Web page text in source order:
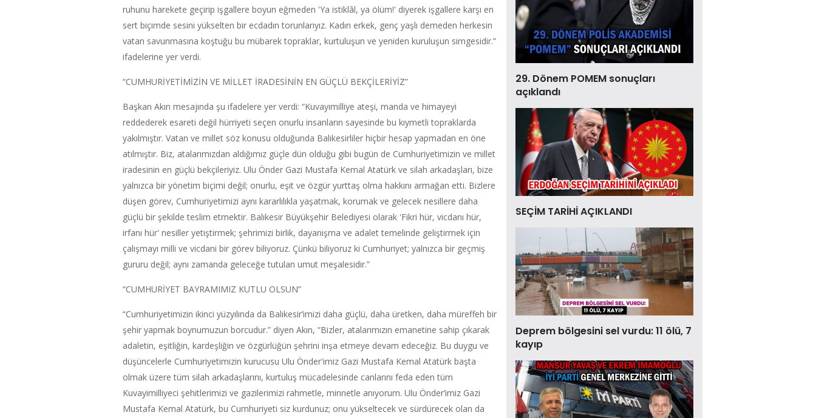
ruhunu harekete geçirip işgallere boyun eğmeden 'Ya istiklâl, ya ölüm!' diyerek işgallere karşı en
sert biçimde sesini yükselten bir ecdadın torunlarıyız. Kadın erkek, genç yaşlı demeden herkesin
vatan savunmasına koştuğu bu mübarek topraklar, kurtuluşun ve yeniden kuruluşun simgesidir.”
ifadelerine yer verdi.
“CUMHURİYETİMİZİN VE MİLLET İRADESİNİN EN GÜÇLÜ BEKÇİLERİYİZ”
Başkan Akın mesajında şu ifadelere yer verdi: “Kuvayımilliye ateşi, manda ve himayeyi
reddederek esareti değil hürriyeti seçen onurlu insanların sayesinde bu kıymetli topraklarda
yakılmıştır. Vatan ve millet söz konusu olduğunda Balıkesirliler hiçbir hesap yapmadan en öne
atılmıştır. Biz, atalarımızdan aldığımız güçle dün olduğu gibi bugün de Cumhuriyetimizin ve millet
iradesinin en güçlü bekçileriyiz. Ulu Önder Gazi Mustafa Kemal Atatürk ve silah arkadaşları, bize
yalnızca bir yönetim biçimi değil; onurlu, eşit ve özgür yurttaş olma hakkını armağan etti. Bizlere
düşen görev, Cumhuriyetimizi aynı kararlılıkla yaşatmak, korumak ve gelecek nesillere daha
güçlü bir şekilde teslim etmektir. Balıkesir Büyükşehir Belediyesi olarak 'Fikri hür, vicdanı hür,
irfanı hür' nesiller yetiştirmek; şehrimizi birlik, dayanışma ve adalet temelinde geliştirmek için
çalışmayı milli ve vicdani bir görev biliyoruz. Çünkü biliyoruz ki Cumhuriyet; yalnızca bir geçmiş
gururu değil; aynı zamanda geleceğe tutulan umut meşalesidir.”
“CUMHURİYET BAYRAMIMIZ KUTLU OLSUN”
“Cumhuriyetimizin ikinci yüzyılında da Balıkesir’imizi daha güçlü, daha üretken, daha müreffeh bir
şehir yapmak boynumuzun borcudur.” diyen Akın, “Bizler, atalarımızın emanetine sahip çıkarak
adaletin, eşitliğin, kardeşliğin ve özgürlüğün şehrini inşa etmeye devam edeceğiz. Bu duygu ve
düşüncelerle Cumhuriyetimizin kurucusu Ulu Önder'imiz Gazi Mustafa Kemal Atatürk başta
olmak üzere tüm silah arkadaşlarını, kurtuluş mücadelesinde canlarını feda eden tüm
Kuvayimilliyeci şehitlerimizi ve gazilerimizi rahmetle, minnetle anıyorum. Ulu Önder’imiz Gazi
Mustafa Kemal Atatürk, bu Cumhuriyeti siz kurdunuz; onu yükseltecek ve sürdürecek olan da
29. Dönem POMEM sonuçları
açıklandı
SEÇİM TARİHİ AÇIKLANDI
Deprem bölgesini sel vurdu: 11 ölü, 7
kayıp